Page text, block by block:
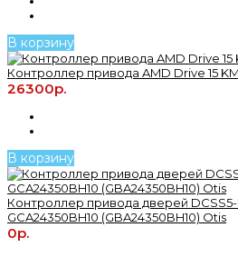
В корзину
Контроллер привода AMD Drive 15
26300р.
В корзину
Контроллер привода дверей DCSS5-
GCA24350BH10 (GBA24350BH10) Otis
0р.